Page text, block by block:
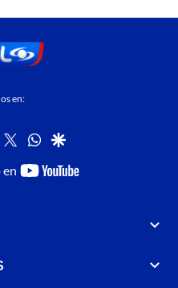
en:
instagram
twitterwhatsapp
google
youtube-